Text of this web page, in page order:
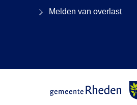
Melden van overlast